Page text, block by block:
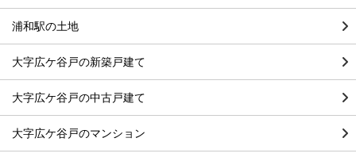
浦和駅の土地
大字広ケ谷戸の新築戸建て
大字広ケ谷戸の中古戸建て
大字広ケ谷戸のマンション